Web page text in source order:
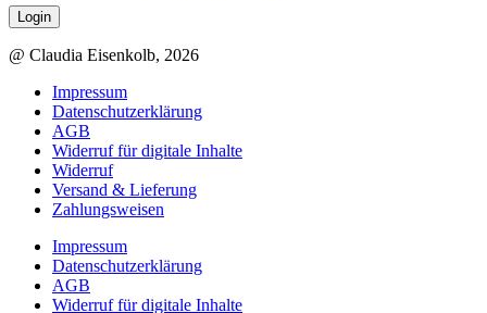
Login
@ Claudia Eisenkolb, 2026
Impressum
Datenschutzerklärung
AGB
Widerruf für digitale Inhalte
Widerruf
Versand & Lieferung
Zahlungsweisen
Impressum
Datenschutzerklärung
AGB
Widerruf für digitale Inhalte